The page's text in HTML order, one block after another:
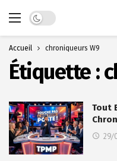
Dark mode
Accueil chroniqueurs W9
Étiquette :
Tout
29/